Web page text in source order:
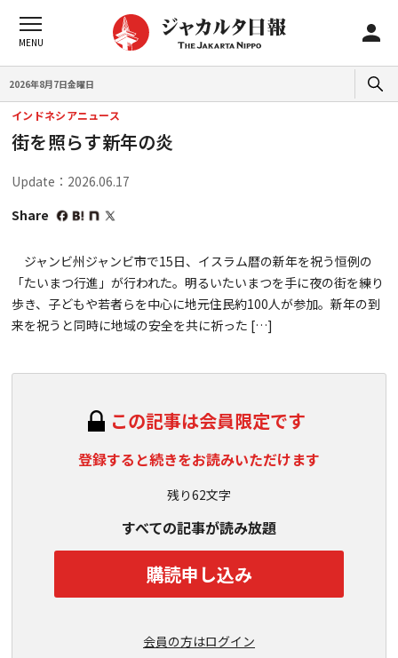
2026年8月7日金曜日
インドネシアニュース
街を照らす新年の炎
Update：2026.06.17
Share
ジャンビ州ジャンビ市で15日、イスラム暦の新年を祝う恒例の
「たいまつ行進」が行われた。明るいたいまつを手に夜の街を練り
歩き、子どもや若者らを中心に地元住民約100人が参加。新年の到
来を祝うと同時に地域の安全を共に祈った […]
この記事は会員限定です
登録すると続きをお読みいただけます
残り62文字
すべての記事が読み放題
購読申し込み
会員の方はログイン